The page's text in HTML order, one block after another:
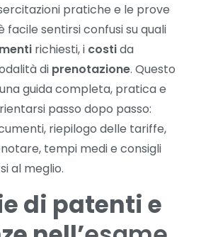
pratiche e le prove
facile sentirsi confusi su quali
richiesti, i costida
di prenotazione. Questo
guida completa, pratica e
passo dopo passo:
riepilogo delle tariffe,
tempi medi e consigli
al meglio.
di patenti e